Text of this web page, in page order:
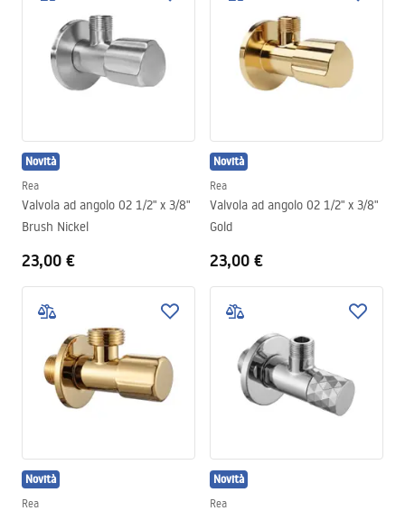
Novità
Rea
Valvola ad angolo 02 1/2" x 3/8"
Brush Nickel
23,00 €
Novità
Rea
Valvola ad angolo 02 1/2" x 3/8"
Gold
23,00 €
Novità
Rea
Novità
Rea